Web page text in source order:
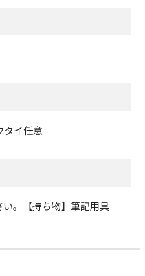
タイ任意
い。【持ち物】筆記用具